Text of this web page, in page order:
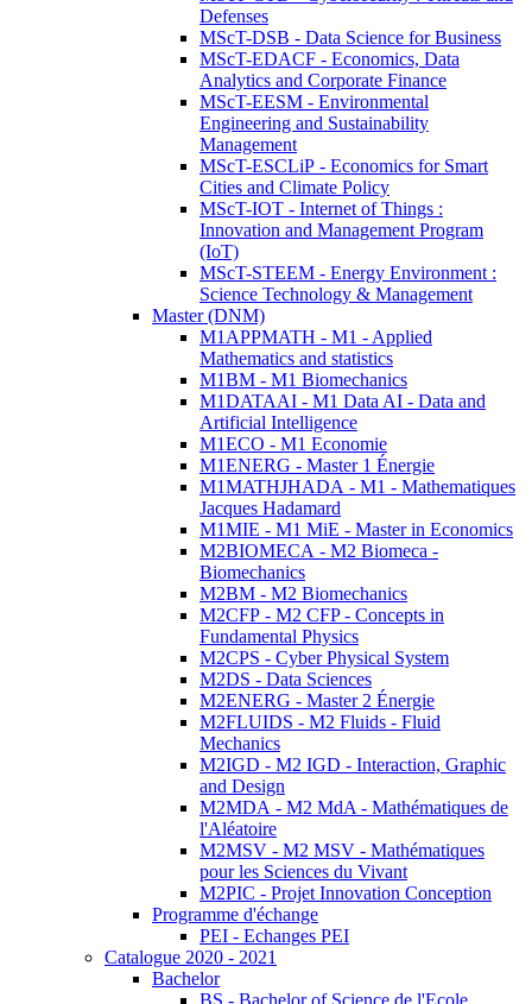
Defenses
MScT-DSB - Data Science for Business
MScT-EDACF - Economics, Data
Analytics and Corporate Finance
MScT-EESM - Environmental
Engineering and Sustainability
Management
MScT-ESCLiP - Economics for Smart
Cities and Climate Policy
MScT-IOT - Internet of Things :
Innovation and Management Program
(IoT)
MScT-STEEM - Energy Environment :
Science Technology & Management
Master (DNM)
M1APPMATH - M1 - Applied
Mathematics and statistics
M1BM - M1 Biomechanics
M1DATAAI - M1 Data AI - Data and
Artificial Intelligence
M1ECO - M1 Economie
M1ENERG - Master 1 Énergie
M1MATHJHADA - M1 - Mathematiques
Jacques Hadamard
M1MIE - M1 MiE - Master in Economics
M2BIOMECA - M2 Biomeca -
Biomechanics
M2BM - M2 Biomechanics
M2CFP - M2 CFP - Concepts in
Fundamental Physics
M2CPS - Cyber Physical System
M2DS - Data Sciences
M2ENERG - Master 2 Énergie
M2FLUIDS - M2 Fluids - Fluid
Mechanics
M2IGD - M2 IGD - Interaction, Graphic
and Design
M2MDA - M2 MdA - Mathématiques de
l'Aléatoire
M2MSV - M2 MSV - Mathématiques
pour les Sciences du Vivant
M2PIC - Projet Innovation Conception
Programme d'échange
PEI - Echanges PEI
Catalogue 2020 - 2021
Bachelor
BS - Bachelor of Science de l'Ecole